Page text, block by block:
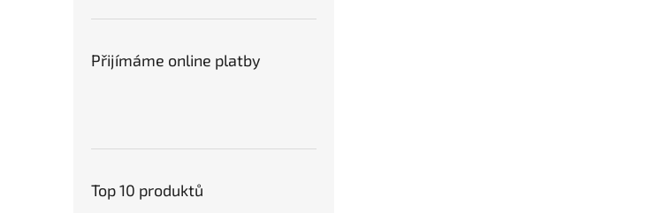
Přijímáme online platby
Top 10 produktů